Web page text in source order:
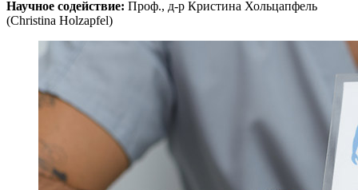
Научное содействие: Проф., д-р Кристина Хольцапфель
(Christina Holzapfel)